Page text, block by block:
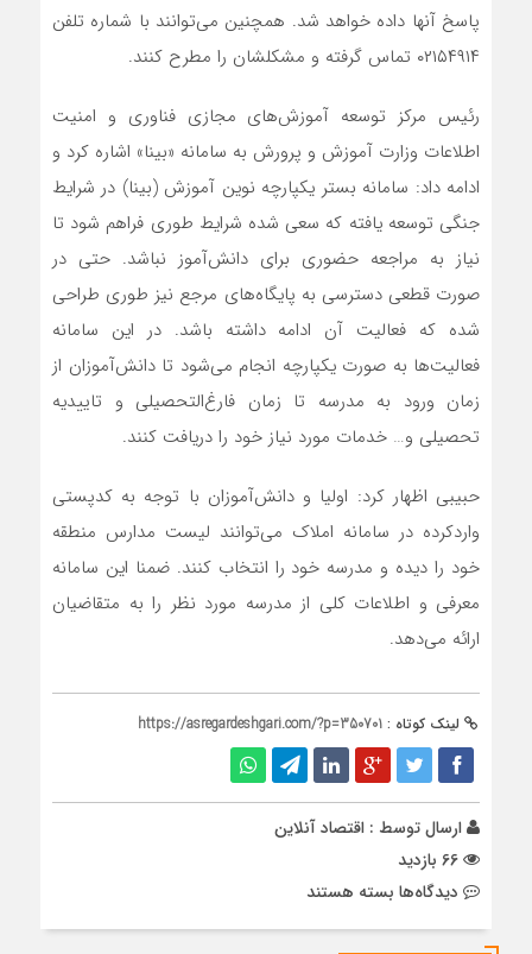
پاسخ آنها داده خواهد شد. همچنین می‌توانند با شماره تلفن
۰۲۱۵۴۹۱۴ تماس گرفته و مشکلشان را مطرح کنند.
رئیس مرکز توسعه آموزش‌های مجازی فناوری و امنیت
اطلاعات وزارت آموزش و پرورش به سامانه «بینا» اشاره کرد و
ادامه داد: سامانه بستر یکپارچه نوین آموزش (بینا) در شرایط
جنگی توسعه یافته که سعی شده شرایط طوری فراهم شود تا
نیاز به مراجعه حضوری برای دانش‌آموز نباشد. حتی در
صورت قطعی دسترسی به پایگاه‌های مرجع نیز طوری طراحی
شده که فعالیت آن ادامه داشته باشد. در این سامانه
فعالیت‌ها به صورت یکپارچه انجام می‌شود تا دانش‌آموزان از
زمان ورود به مدرسه تا زمان فارغ‌التحصیلی و تاییدیه
تحصیلی و… خدمات مورد نیاز خود را دریافت کنند.
حبیبی اظهار کرد: اولیا و دانش‌آموزان با توجه به کدپستی
واردکرده در سامانه املاک می‌توانند لیست مدارس منطقه
خود را دیده و مدرسه خود را انتخاب کنند. ضمنا این سامانه
معرفی و اطلاعات کلی از مدرسه مورد نظر را به متقاضیان
ارائه می‌دهد.
لینک کوتاه : https://asregardeshgari.com/?p=350701
ارسال توسط : اقتصاد آنلاین
دیدگاه‌ها برای
بسته هستند